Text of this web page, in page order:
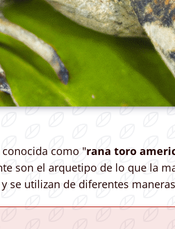
como "rana toro
son el arquetipo de lo que la
se utilizan de diferentes